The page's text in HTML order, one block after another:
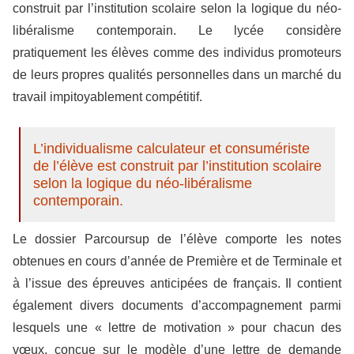
construit par l’institution scolaire selon la logique du néo-
libéralisme contemporain. Le lycée considère
pratiquement les élèves comme des individus promoteurs
de leurs propres qualités personnelles dans un marché du
travail impitoyablement compétitif.
L’individualisme calculateur et consumériste
de l’élève est construit par l’institution scolaire
selon la logique du néo-libéralisme
contemporain.
Le dossier Parcoursup de l’élève comporte les notes
obtenues en cours d’année de Première et de Terminale et
à l’issue des épreuves anticipées de français. Il contient
également divers documents d’accompagnement parmi
lesquels une « lettre de motivation » pour chacun des
vœux, conçue sur le modèle d’une lettre de demande